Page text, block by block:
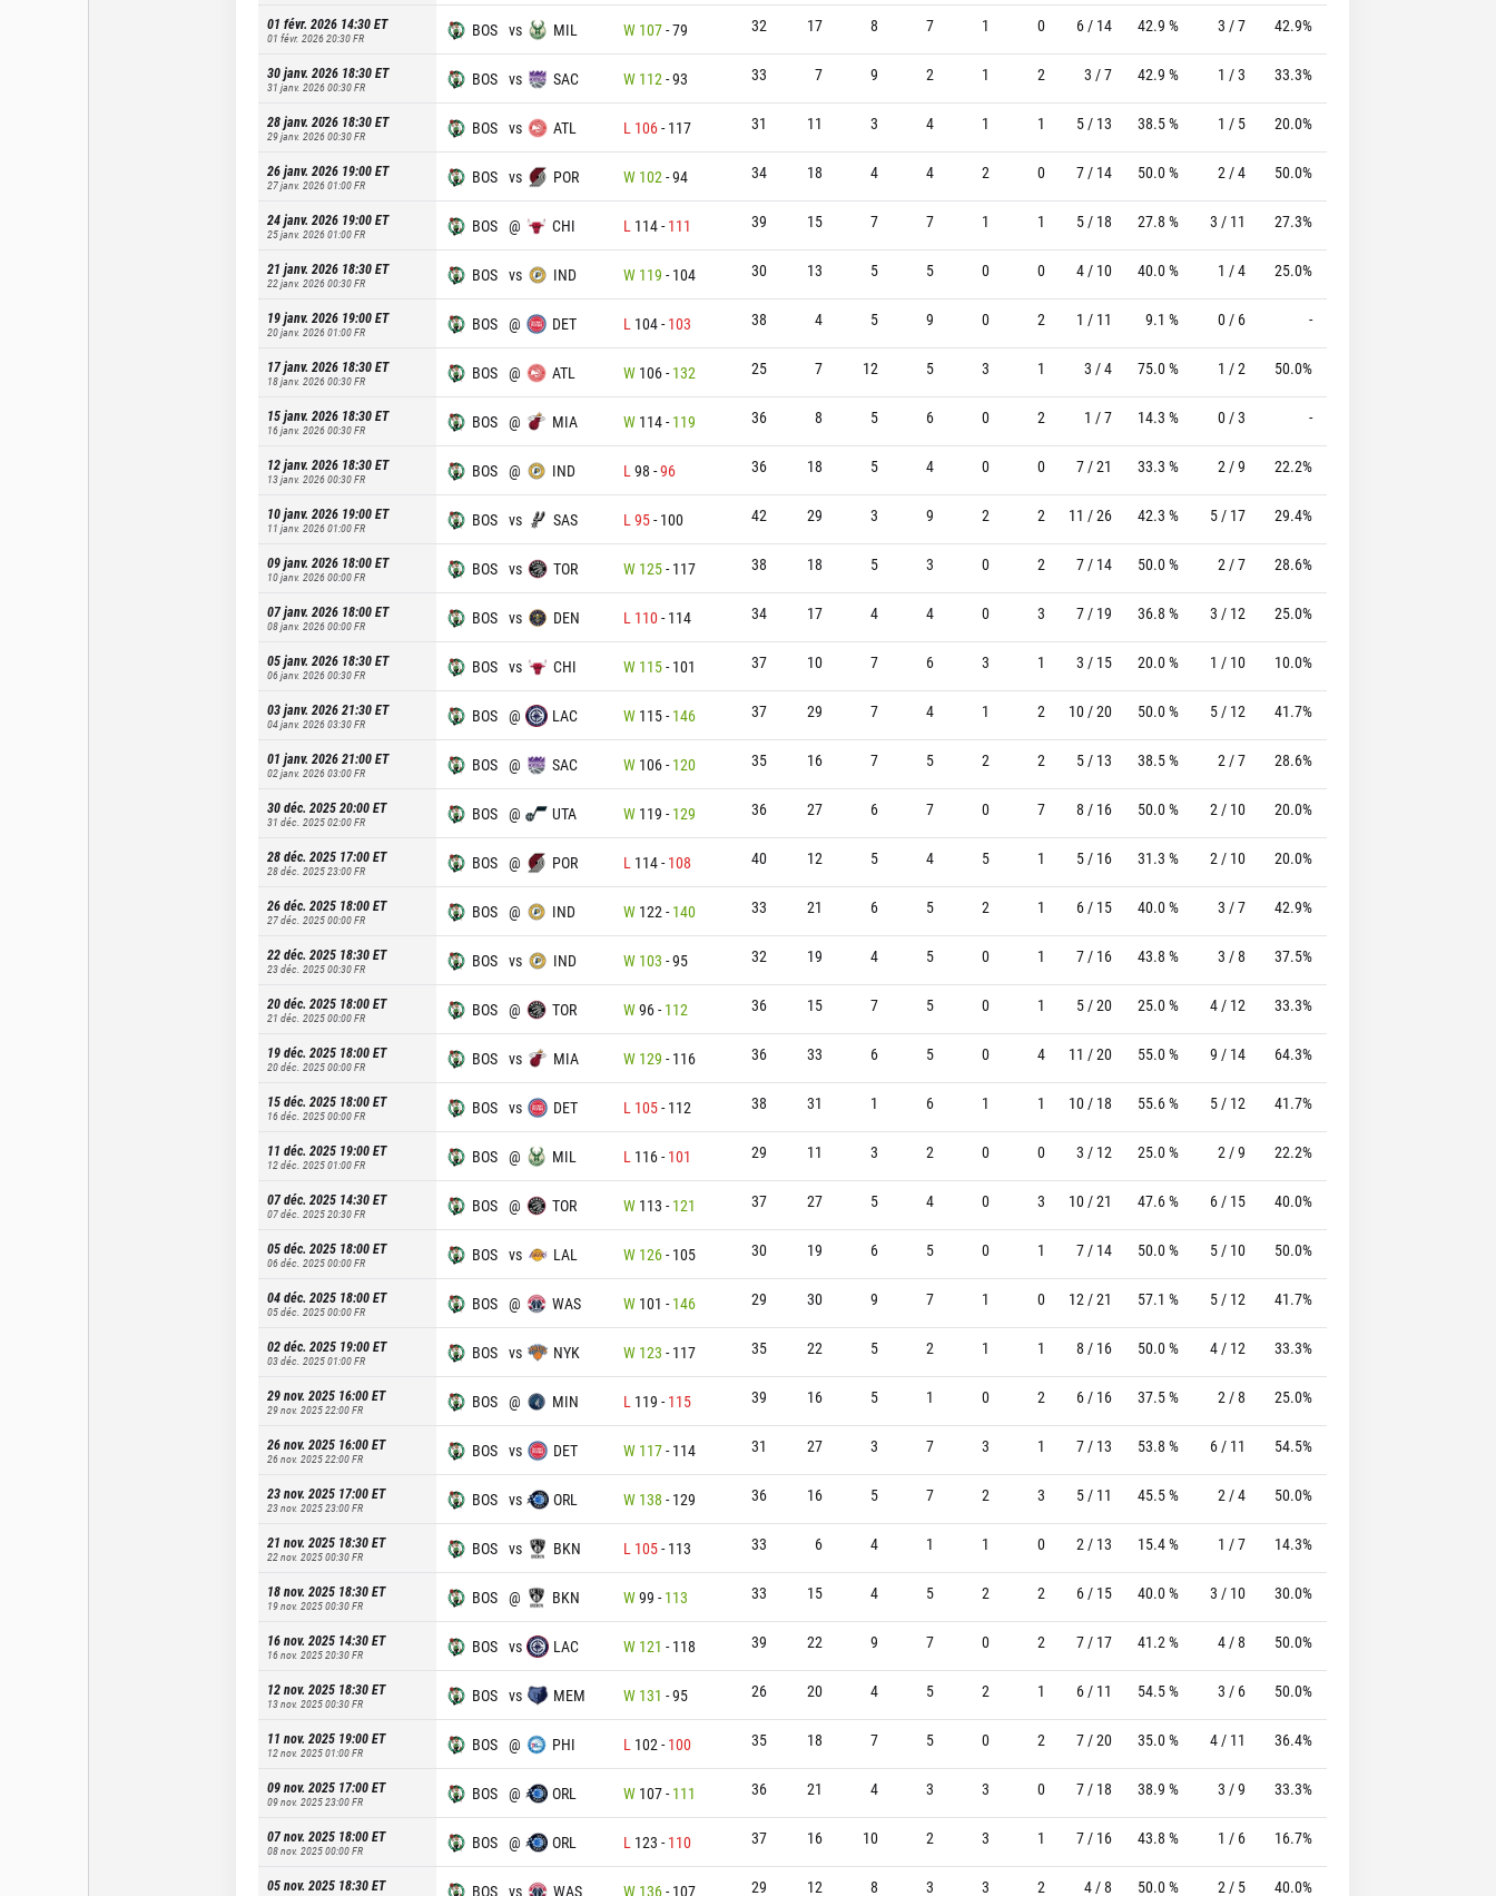
01 févr. 2026 14:30ET
01 févr. 2026 20:30FR BOS vs MIL W 107-79 32 17 8 7 1 0 6 / 14 42.9 % 3 / 7 42.9%
30 janv. 2026 18:30ET
31 janv. 2026 00:30FR BOS vs SAC W 112 -93 33 7 9 2 1 2 3 / 7 42.9 % 1 / 3 33.3%
28 janv. 2026 18:30ET
29 janv. 2026 00:30FR BOS vs ATL L 106- 117 31 11 3 4 1 1 5 / 13 38.5 % 1 / 5 20.0%
26 janv. 2026 19:00ET
27 janv. 2026 01:00FR BOS vs POR W 102 -94 34 18 4 4 2 0 7 / 14 50.0 % 2 / 4 50.0%
24 janv. 2026 19:00ET
25 janv. 2026 01:00FR BOS @ CHI L 114- 111 39 15 7 7 1 1 5 / 18 27.8 % 3 / 11 27.3%
21 janv. 2026 18:30ET
22 janv. 2026 00:30FR BOS vs IND W 119 - 104 30 13 5 5 0 0 4 / 10 40.0 % 1 / 4 25.0%
19 janv. 2026 19:00ET
20 janv. 2026 01:00FR BOS @ DET L 104- 103 38 4 5 9 0 2 1 / 11 9.1 % 0 / 6 -
17 janv. 2026 18:30ET
18 janv. 2026 00:30FR BOS @ ATL W 106- 132 25 7 12 5 3 1 3 / 4 75.0 % 1 / 2 50.0%
15 janv. 2026 18:30ET
16 janv. 2026 00:30FR BOS @ MIA W 114- 119 36 8 5 6 0 2 1 / 7 14.3 % 0 / 3 -
12 janv. 2026 18:30ET
13 janv. 2026 00:30FR BOS @ IND L 98 -96 36 18 5 4 0 0 7 / 21 33.3 % 2 / 9 22.2%
10 janv. 2026 19:00ET
11 janv. 2026 01:00FR BOS vs SAS L 95- 100 42 29 3 9 2 2 11 / 26 42.3 % 5 / 17 29.4%
09 janv. 2026 18:00ET
10 janv. 2026 00:00FR BOS vs TOR W 125- 117 38 18 5 3 0 2 7 / 14 50.0 % 2 / 7 28.6%
07 janv. 2026 18:00ET
08 janv. 2026 00:00FR BOS vs DEN L 110- 114 34 17 4 4 0 3 7 / 19 36.8 % 3 / 12 25.0%
05 janv. 2026 18:30ET
06 janv. 2026 00:30FR BOS vs CHI W 115- 101 37 10 7 6 3 1 3 / 15 20.0 % 1 / 10 10.0%
03 janv. 2026 21:30ET
04 janv. 2026 03:30FR BOS @ LAC W 115- 146 37 29 7 4 1 2 10 / 20 50.0 % 5 / 12 41.7%
01 janv. 2026 21:00ET
02 janv. 2026 03:00FR BOS @ SAC W 106- 120 35 16 7 5 2 2 5 / 13 38.5 % 2 / 7 28.6%
30 déc. 2025 20:00ET
31 déc. 2025 02:00FR BOS @ UTA W 119 - 129 36 27 6 7 0 7 8 / 16 50.0 % 2 / 10 20.0%
28 déc. 2025 17:00ET
28 déc. 2025 23:00FR BOS @ POR L 114- 108 40 12 5 4 5 1 5 / 16 31.3 % 2 / 10 20.0%
26 déc. 2025 18:00ET
27 déc. 2025 00:00FR BOS @ IND W 122 - 140 33 21 6 5 2 1 6 / 15 40.0 % 3 / 7 42.9%
22 déc. 2025 18:30ET
23 déc. 2025 00:30FR BOS vs IND W 103 -95 32 19 4 5 0 1 7 / 16 43.8 % 3 / 8 37.5%
20 déc. 2025 18:00ET
21 déc. 2025 00:00FR BOS @ TOR W96- 112 36 15 7 5 0 1 5 / 20 25.0 % 4 / 12 33.3%
19 déc. 2025 18:00ET
20 déc. 2025 00:00FR BOS vs MIA W 129 - 116 36 33 6 5 0 4 11 / 20 55.0 % 9 / 14 64.3%
15 déc. 2025 18:00ET
16 déc. 2025 00:00FR BOS vs DET L 105- 112 38 31 1 6 1 1 10 / 18 55.6 % 5 / 12 41.7%
11 déc. 2025 19:00ET
12 déc. 2025 01:00FR BOS @ MIL L 116- 101 29 11 3 2 0 0 3 / 12 25.0 % 2 / 9 22.2%
07 déc. 2025 14:30ET
07 déc. 2025 20:30FR BOS @ TOR W 113 - 121 37 27 5 4 0 3 10 / 21 47.6 % 6 / 15 40.0%
05 déc. 2025 18:00ET
06 déc. 2025 00:00FR BOS vs LAL W 126- 105 30 19 6 5 0 1 7 / 14 50.0 % 5 / 10 50.0%
04 déc. 2025 18:00ET
05 déc. 2025 00:00FR BOS @ WAS W 101 - 146 29 30 9 7 1 0 12 / 21 57.1 % 5 / 12 41.7%
02 déc. 2025 19:00ET
03 déc. 2025 01:00FR BOS vs NYK W 123 - 117 35 22 5 2 1 1 8 / 16 50.0 % 4 / 12 33.3%
29 nov. 2025 16:00ET
29 nov. 2025 22:00FR BOS @ MIN L 119 - 115 39 16 5 1 0 2 6 / 16 37.5 % 2 / 8 25.0%
26 nov. 2025 16:00ET
26 nov. 2025 22:00FR BOS vs DET W 117- 114 31 27 3 7 3 1 7 / 13 53.8 % 6 / 11 54.5%
23 nov. 2025 17:00ET
23 nov. 2025 23:00FR BOS vs ORL W 138 - 129 36 16 5 7 2 3 5 / 11 45.5 % 2 / 4 50.0%
21 nov. 2025 18:30ET
22 nov. 2025 00:30FR BOS vs BKN L 105- 113 33 6 4 1 1 0 2 / 13 15.4 % 1 / 7 14.3%
18 nov. 2025 18:30ET
19 nov. 2025 00:30FR BOS @ BKN W99 - 113 33 15 4 5 2 2 6 / 15 40.0 % 3 / 10 30.0%
16 nov. 2025 14:30ET
16 nov. 2025 20:30FR BOS vs LAC W 121 - 118 39 22 9 7 0 2 7 / 17 41.2 % 4 / 8 50.0%
12 nov. 2025 18:30ET
13 nov. 2025 00:30FR BOS vs MEM W 131 -95 26 20 4 5 2 1 6 / 11 54.5 % 3 / 6 50.0%
11 nov. 2025 19:00ET
12 nov. 2025 01:00FR BOS @ PHI L 102 - 100 35 18 7 5 0 2 7 / 20 35.0 % 4 / 11 36.4%
09 nov. 2025 17:00ET
09 nov. 2025 23:00FR BOS @ ORL W 107- 111 36 21 4 3 3 0 7 / 18 38.9 % 3 / 9 33.3%
07 nov. 2025 18:00ET
08 nov. 2025 00:00FR BOS @ ORL L 123 - 110 37 16 10 2 3 1 7 / 16 43.8 % 1 / 6 16.7%
05 nov. 2025 18:30ET BOS vs WAS W 136- 107 29 12 8 3 3 2 4 / 8 50.0 % 2 / 5 40.0%